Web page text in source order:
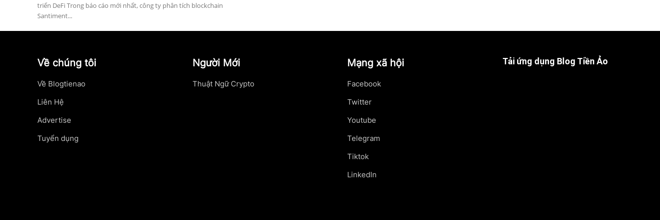
triển DeFi Trong báo cáo mới nhất, công ty phân tích blockchain
Santiment...
Về chúng tôi
Về Blogtienao
Liên Hệ
Advertise
Tuyển dụng
Người Mới
Thuật Ngữ Crypto
Mạng xã hội
Facebook
Twitter
Youtube
Telegram
Tiktok
LinkedIn
Tải ứng dụng Blog Tiền Ảo